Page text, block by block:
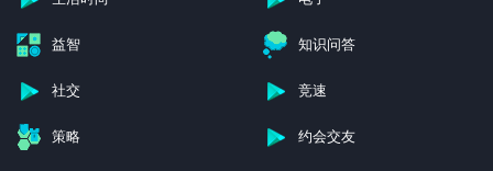
益智 知识问答
社交 竞速
策略 约会交友